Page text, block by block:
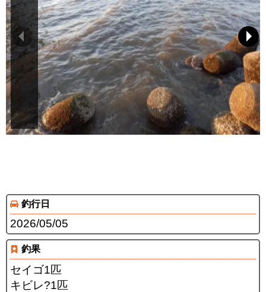
釣行日
2026/05/05
釣果
セイゴ1匹
キビレ?1匹